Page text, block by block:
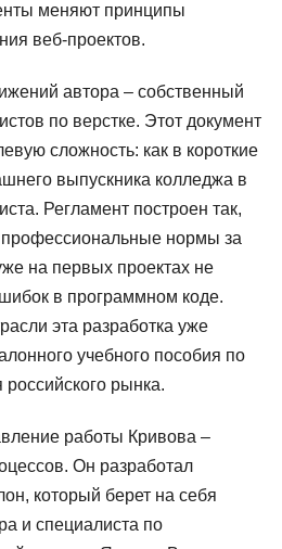
меняют принципы
веб-проектов.
автора – собственный
по верстке. Этот документ
сложность: как в короткие
выпускника колледжа в
Регламент построен так,
профессиональные нормы за
на первых проектах не
в программном коде.
эта разработка уже
учебного пособия по
рынка.
работы Кривова –
Он разработал
который берет на себя
и специалиста по